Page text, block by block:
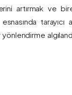
artırmak ve